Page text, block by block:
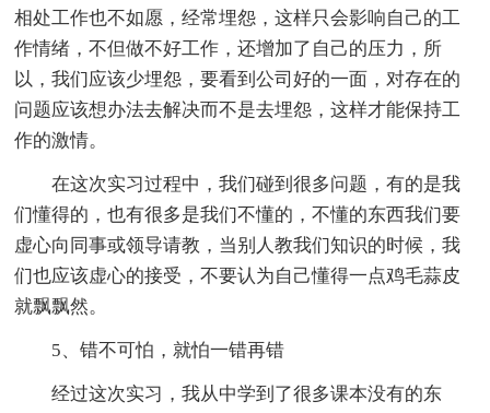
相处工作也不如愿，经常埋怨，这样只会影响自己的工
作情绪，不但做不好工作，还增加了自己的压力，所
以，我们应该少埋怨，要看到公司好的一面，对存在的
问题应该想办法去解决而不是去埋怨，这样才能保持工
作的激情。
在这次实习过程中，我们碰到很多问题，有的是我
们懂得的，也有很多是我们不懂的，不懂的东西我们要
虚心向同事或领导请教，当别人教我们知识的时候，我
们也应该虚心的接受，不要认为自己懂得一点鸡毛蒜皮
就飘飘然。
5、错不可怕，就怕一错再错
经过这次实习，我从中学到了很多课本没有的东